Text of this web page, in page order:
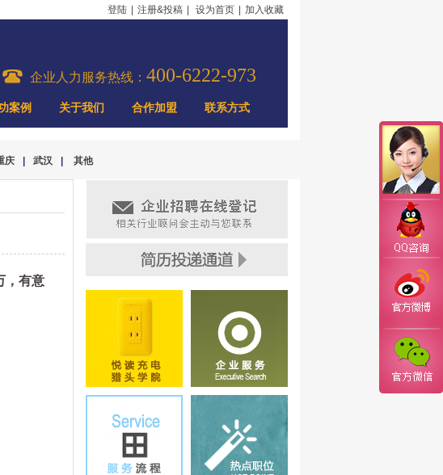
登陆 注册&投稿 设为首页 加入收藏
企业人力服务热线： 400-6222-973
案例 关于我们 合作加盟 联系方式
庆 武汉 其他
，有意